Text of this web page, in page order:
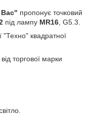
Вас" пропонує точковий
під лампу MR16 , G5.3.
"Техно" квадратної
торгової марки